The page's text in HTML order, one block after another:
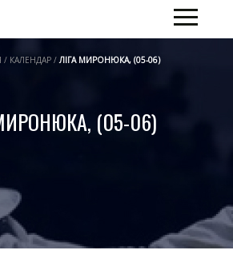
/ КАЛЕНДАР /ЛІГА МИРОНЮКА, (05-06)
(05-06)